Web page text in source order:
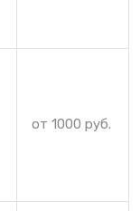
от 1000 руб.